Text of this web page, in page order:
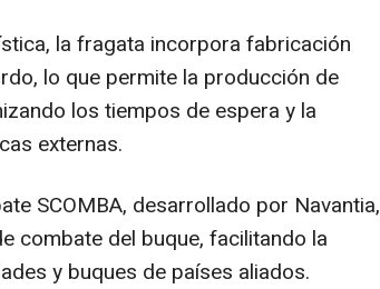
la fragata incorpora fabricación
lo que permite la producción de
los tiempos de espera y la
externas.
SCOMBA, desarrollado por Navantia,
combate del buque, facilitando la
y buques de países aliados.